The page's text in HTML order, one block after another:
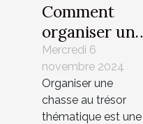
Comment
organiser une
chasse au
trésor
thématique
pour enfants
Mercredi 6
novembre 2024
Organiser une
chasse au trésor
thématique est une